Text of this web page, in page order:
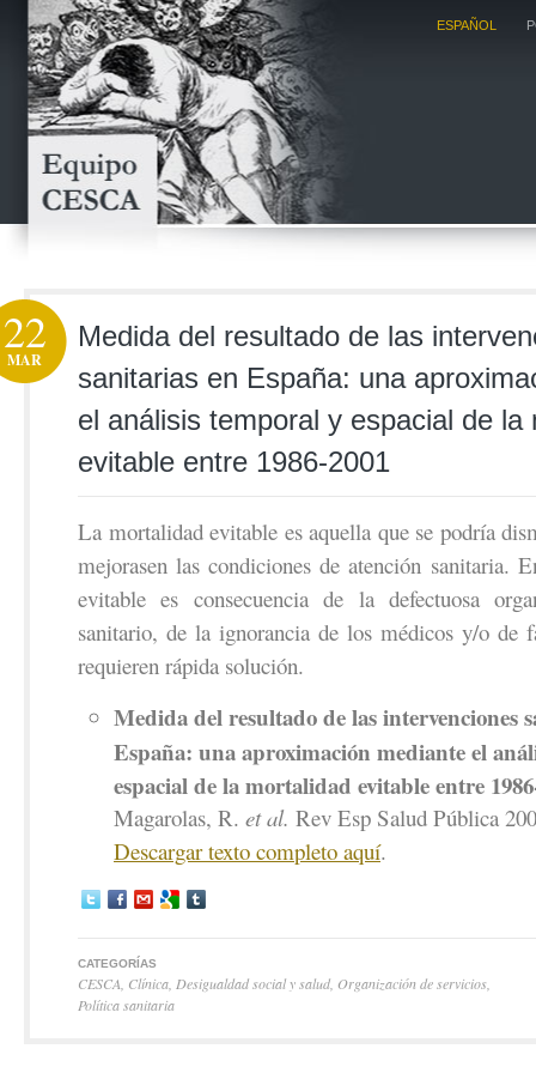
ESPAÑOL
Medida del resultado de las
sanitarias en España: una
el análisis temporal y espacial de la
evitable entre 1986-2001
22
MAR
La mortalidad evitable es aquella que se podría
mejorasen las condiciones de atención sanitaria.
evitable es consecuencia de la defectuosa
sanitario, de la ignorancia de los médicos y/o de
requieren rápida solución.
Medida del resultado de las intervenciones
España: una aproximación mediante el
espacial de la mortalidad evitable entre
Magarolas, R. et al. Rev Esp Salud Pública
Descargar texto completo aquí.
CATEGORÍAS
CESCA Clínica Desigualdad social y salud Organización de servicios
Política sanitaria